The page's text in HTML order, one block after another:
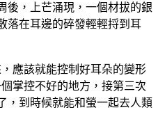
後， 上芒涌現，一個材拔的銀
落在耳邊的碎發輕輕捋到耳
應該就能控制好耳朵的變形
掌控不好的地方，接第三次
，到時候就能和螢一起去人類